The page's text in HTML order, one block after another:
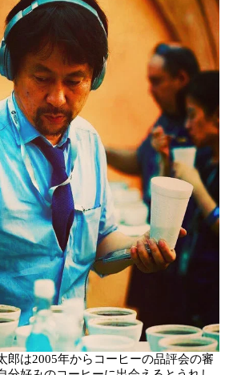
郎は2005年からコーヒーの品評会の審